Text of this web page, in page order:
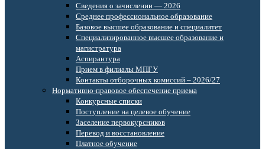
Сведения о зачислении — 2026
Среднее профессиональное образование
Базовое высшее образование и специалитет
Специализированное высшее образование и
магистратура
Аспирантура
Прием в филиалы МПГУ
Контакты отборочных комиссий – 2026/27
Нормативно-правовое обеспечение приема
Конкурсные списки
Поступление на целевое обучение
Заселение первокурсников
Перевод и восстановление
Платное обучение